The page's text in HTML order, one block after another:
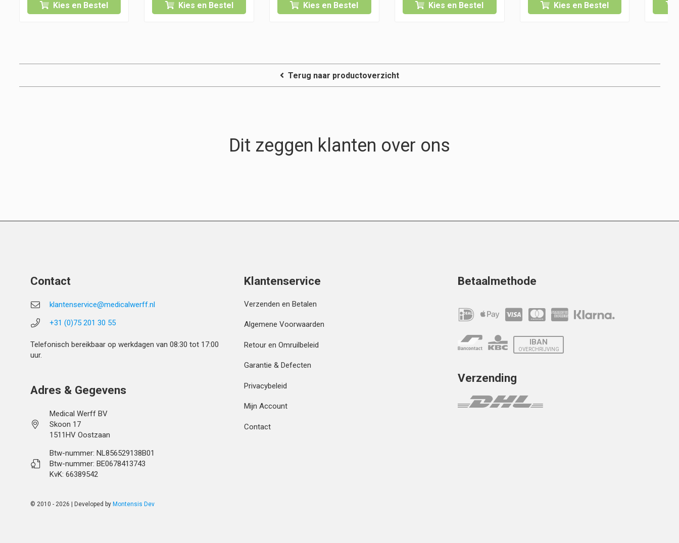
Kies en Bestel Kies en Bestel Kies en Bestel Kies en Bestel Kies en Bestel
Terug naar productoverzicht
Dit zeggen klanten over ons
Contact
klantenservice@medicalwerff.nl
+31 (0)75 201 30 55
Telefonisch bereikbaar op werkdagen van 08:30 tot 17:00
uur.
Adres & Gegevens
Medical Werff BV
Skoon 17
1511HV Oostzaan
Btw-nummer: NL856529138B01
Btw-nummer: BE0678413743
KvK: 66389542
© 2010 - 2026 | Developed by Montensis Dev
Klantenservice
Verzenden en Betalen
Algemene Voorwaarden
Retour en Omruilbeleid
Garantie & Defecten
Privacybeleid
Mijn Account
Contact
Betaalmethode
IBAN
OVERCHRIJVING
Verzending